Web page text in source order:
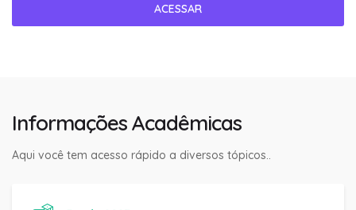
ACESSAR
Informações Acadêmicas
Aqui você tem acesso rápido a diversos tópicos..